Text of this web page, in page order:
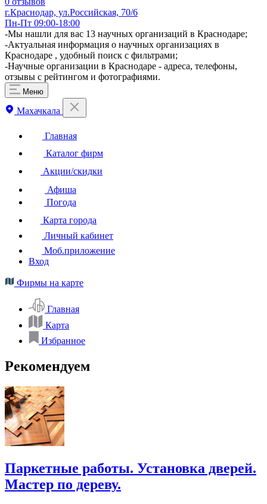
г.Краснодар, ул.Российская, 70/6
Пн-Пт 09:00-18:00
-Мы нашли для вас 13 научных организаций в Краснодаре;
-Актуальная информация о научных организациях в
Краснодаре , удобный поиск с фильтрами;
-Научные организации в Краснодаре - адреса, телефоны,
отзывы с рейтингом и фотографиями.
Меню
Махачкала
Главная
Каталог фирм
Акции/скидки
Афиша
Погода
Карта города
Личный кабинет
Моб.приложение
Вход
Фирмы на карте
Главная
Карта
Избранное
Рекомендуем
Паркетные работы. Установка дверей.
Мастер по дереву.